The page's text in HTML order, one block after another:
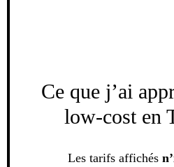
Ce que j’ai
low-cost en
Les tarifs affichés